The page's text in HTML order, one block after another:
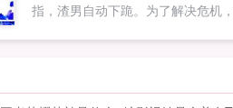
指，渣男自动下跪。为了解决危机
买水军怼到对方怀疑人生。黑粉骂